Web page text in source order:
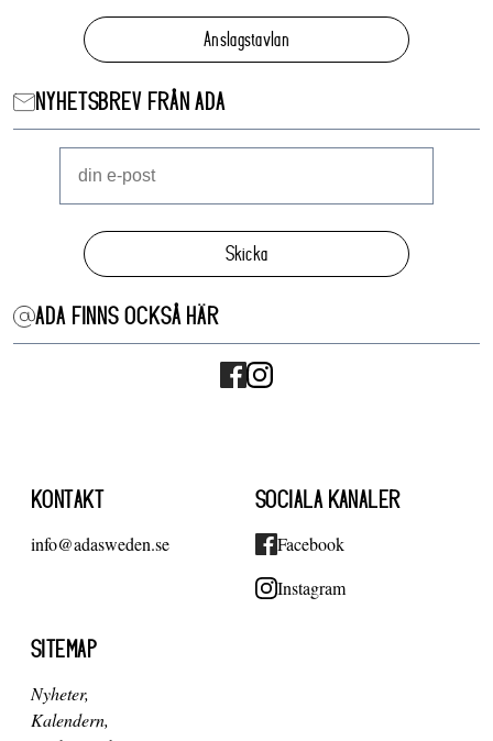
Anslagstavlan
NYHETSBREV FRÅN ADA
Skicka
ADA FINNS OCKSÅ HÄR
KONTAKT
info@adasweden.se
SOCIALA KANALER
Facebook
Instagram
SITEMAP
Nyheter
Kalendern